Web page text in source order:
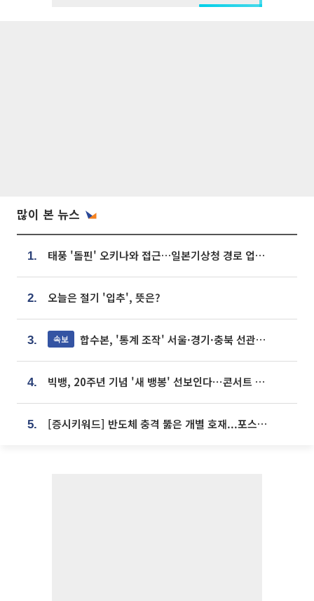
많이 본 뉴스
1. 태풍 '돌핀' 오키나와 접근…일본기상청 경로 업데이트
2. 오늘은 절기 '입추', 뜻은?
3. 속보 합수본, '통계 조작' 서울·경기·충북 선관위 등 추가 압수수색
4. 빅뱅, 20주년 기념 '새 뱅봉' 선보인다⋯콘서트 앞두고 팝업 개최
5. [증시키워드] 반도체 충격 뚫은 개별 호재...포스코퓨처엠·에코프로·한화솔루션 '눈길'